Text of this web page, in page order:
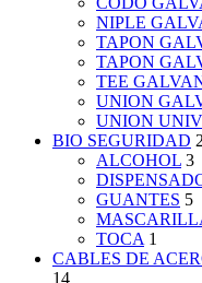
NIPLE
TAPON
TAPON
TEE
UNION
UNION
BIO SEGURIDAD
ALCOHOL 3
GUANTES 5
TOCA 1
CABLES DE
14